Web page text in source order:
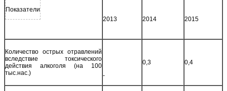
Показатели
2013
2014 2015
Количество острых отравлений
вследствие токсического
действия алкоголя (на 100
тыс.нас.)
-
0,3 0,4